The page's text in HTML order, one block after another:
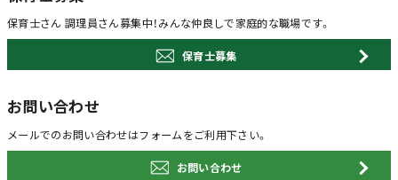
保育士さん 調理員さん募集中！みんな仲良しで家庭的な職場です。
保育士募集
お問い合わせ
メールでのお問い合わせはフォームをご利用下さい。
お問い合わせ